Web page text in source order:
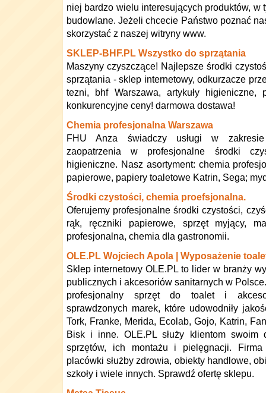
niej bardzo wielu interesujących produktów, w
budowlane. Jeżeli chcecie Państwo poznać
skorzystać z naszej witryny www.
SKLEP-BHF.PL Wszystko do sprzątania
Maszyny czyszczące! Najlepsze środki
sprzątania - sklep internetowy, odkurzacze
tezni, bhf Warszawa, artykuły higieniczne,
konkurencyjne ceny! darmowa dostawa!
Chemia profesjonalna Warszawa
FHU Anza świadczy usługi w zakresie
zaopatrzenia w profesjonalne środki
higieniczne. Nasz asortyment: chemia
papierowe, papiery toaletowe Katrin, Sega;
Środki czystości, chemia proefsjonalna.
Oferujemy profesjonalne środki czystości,
rąk, ręczniki papierowe, sprzęt myjący,
profesjonalna, chemia dla gastronomii.
OLE.PL Wojciech Apola | Wyposażenie
Sklep internetowy OLE.PL to lider w branży
publicznych i akcesoriów sanitarnych w
profesjonalny sprzęt do toalet i
sprawdzonych marek, które udowodniły
Tork, Franke, Merida, Ecolab, Gojo, Katrin,
Bisk i inne. OLE.PL służy klientom swoim
sprzętów, ich montażu i pielęgnacji. Firma
placówki służby zdrowia, obiekty handlowe,
szkoły i wiele innych. Sprawdź ofertę sklepu.